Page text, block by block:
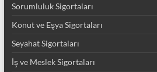
Sorumluluk Sigortaları
Konut ve Eşya Sigortaları
Seyahat Sigortaları
İş ve Meslek Sigortaları